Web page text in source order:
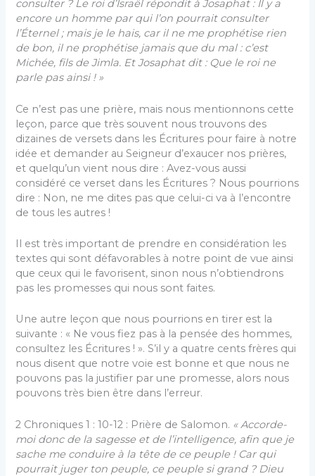
consulter ? Le roi d’Israël répondit à Josaphat : Il y a
encore un homme par qui l’on pourrait consulter
l’Éternel ; mais je le hais, car il ne me prophétise rien
de bon, il ne prophétise jamais que du mal : c’est
Michée, fils de Jimla. Et Josaphat dit : Que le roi ne
parle pas ainsi ! »
Ce n’est pas une prière, mais nous mentionnons cette
leçon, parce que très souvent nous trouvons des
dizaines de versets dans les Écritures pour faire à notre
idée et demander au Seigneur d’exaucer nos prières,
et quelqu’un vient nous dire : Avez-vous aussi
considéré ce verset dans les Écritures ? Nous pourrions
dire : Non, ne me dites pas que celui-ci va à l’encontre
de tous les autres !
Il est très important de prendre en considération les
textes qui sont défavorables à notre point de vue ainsi
que ceux qui le favorisent, sinon nous n’obtiendrons
pas les promesses qui nous sont faites.
Une autre leçon que nous pourrions en tirer est la
suivante : « Ne vous fiez pas à la pensée des hommes,
consultez les Écritures ! ». S’il y a quatre cents frères qui
nous disent que notre voie est bonne et que nous ne
pouvons pas la justifier par une promesse, alors nous
pouvons très bien être dans l’erreur.
2 Chroniques 1 : 10-12 : Prière de Salomon. «Accorde-
moi donc de la sagesse et de l’intelligence, afin que je
sache me conduire à la tête de ce peuple ! Car qui
pourrait juger ton peuple, ce peuple si grand ? Dieu